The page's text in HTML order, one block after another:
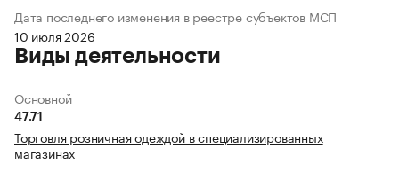
Дата последнего изменения в реестре субъектов МСП
10 июля 2026
Виды деятельности
Основной
47.71
Торговля розничная одеждой в специализированных
магазинах